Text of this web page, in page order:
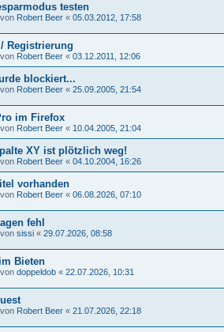
testen
Robert Beer « 05.03.2012, 17:58
Registrierung
Robert Beer « 03.12.2011, 12:06
blockiert...
Robert Beer « 25.09.2005, 21:54
im Firefox
Robert Beer « 10.04.2005, 21:04
XY ist plötzlich weg!
Robert Beer « 04.10.2004, 16:26
vorhanden
Robert Beer « 06.08.2026, 07:10
fehl
sissi « 29.07.2026, 08:58
Bieten
doppeldob « 22.07.2026, 10:31
Robert Beer « 21.07.2026, 22:18